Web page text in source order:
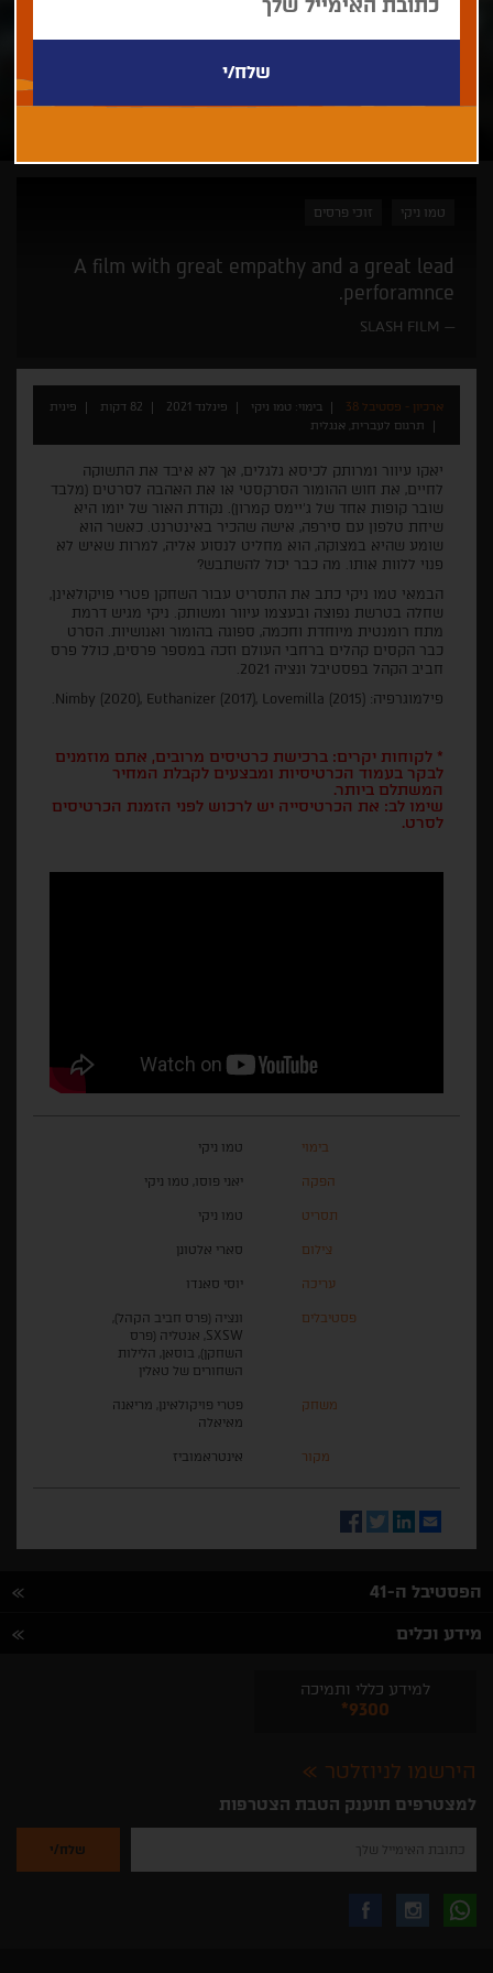
טמו ניקי זוכי פרסים
A film with great empathy and a great lead
perforamnce.
SLASH FILM
ארכיון - פסטיבל 38 בימוי: טמו ניקי פינלנד 2021 82 דקות
פינית
תרגום לעברית, אנגלית
יאקו עיוור ומרותק לכיסא גלגלים, אך לא איבד את התשוקה
לחיים, את חוש ההומור הסרקסטי או את האהבה לסרטים (מלבד
שובר קופות אחד של ג'יימס קמרון). נקודת האור של יומו היא
שיחת טלפון עם סירפה, אישה שהכיר באינטרנט. כאשר הוא
שומע שהיא במצוקה, הוא מחליט לנסוע אליה, למרות שאיש לא
פנוי ללוות אותו. מה כבר יכול להשתבש?
הבמאי טמו ניקי כתב את התסריט עבור השחקן פטרי פויקולאינן,
שחלה בטרשת נפוצה ובעצמו עיוור ומשותק. ניקי מגיש דרמת
מתח רומנטית מיוחדת וחכמה, ספוגה בהומור ואנושיות. הסרט
כבר הקסים קהלים ברחבי העולם וזכה במספר פרסים, כולל פרס
חביב הקהל בפסטיבל ונציה 2021.
פילמוגרפיה: Nimby (2020), Euthanizer (2017), Lovemilla (2015).
* לקוחות יקרים: ברכישת כרטיסים מרובים, אתם מוזמנים
לבקר בעמוד הכרטיסיות ומבצעים לקבלת המחיר
המשתלם ביותר.
שימו לב: את הכרטיסייה יש לרכוש לפני הזמנת הכרטיסים
לסרט.
בימוי טמו ניקי
הפקה יאני פוסו, טמו ניקי
תסריט טמו ניקי
צילום סארי אלטונן
עריכה יוסי סאנדו
פסטיבלים
ונציה (פרס חביב הקהל),
SXSW, אנטליה (פרס
השחקן), בוסאן, הלילות
השחורים של טאלין
משחק
פטרי פויקולאינן, מריאנה
מאיאלה
מקור אינטראמוביז
Email
LinkedIn
Twitter
Facebook
הפסטיבל ה-41
מידע וכלים
למידע כללי ותמיכה
*9300
הירשמו לניוזלטר
למצטרפים תוענק הטבת הצטרפות
להזין
שלך
לקבלת עקבו